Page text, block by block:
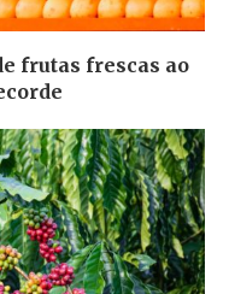
frutas frescas ao